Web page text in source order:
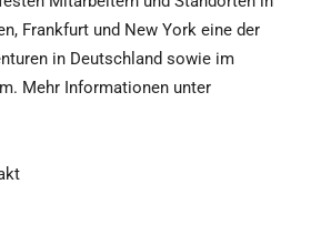
Frankfurt und New York eine der
in Deutschland sowie im
Mehr Informationen unter